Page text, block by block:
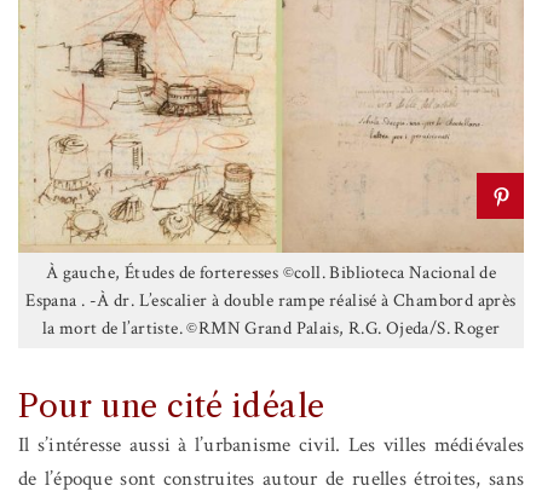
À gauche, Études de forteresses ©coll. Biblioteca Nacional de
Espana . -À dr. L’escalier à double rampe réalisé à Chambord après
la mort de l’artiste. ©RMN Grand Palais, R.G. Ojeda/S. Roger
Pour une cité idéale
Il s’intéresse aussi à l’urbanisme civil. Les villes médiévales
de l’époque sont construites autour de ruelles étroites, sans